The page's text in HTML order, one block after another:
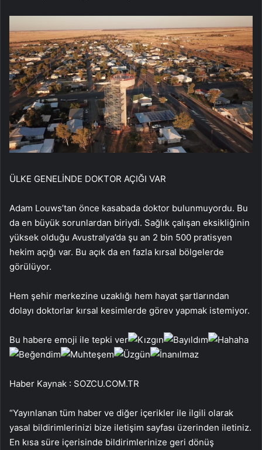
ÜLKE GENELİNDE DOKTOR AÇIĞI VAR
Adam Louws’tan önce kasabada doktor bulunmuyordu. Bu
da en büyük sorunlardan biriydi. Sağlık çalışan eksikliğinin
yüksek olduğu Avustralya’da şu an 2 bin 500 pratisyen
hekim açığı var. Bu açık da en fazla kırsal bölgelerde
görülüyor.
Hem şehir merkezine uzaklığı hem hayat şartlarından
dolayı doktorlar kırsal kesimlerde görev yapmak istemiyor.
Bu habere emoji ile tepki ver
Haber Kaynak : SOZCU.COM.TR
“Yayınlanan tüm haber ve diğer içerikler ile ilgili olarak
yasal bildirimlerinizi bize iletişim sayfası üzerinden iletiniz.
En kısa süre içerisinde bildirimlerinize geri dönüş